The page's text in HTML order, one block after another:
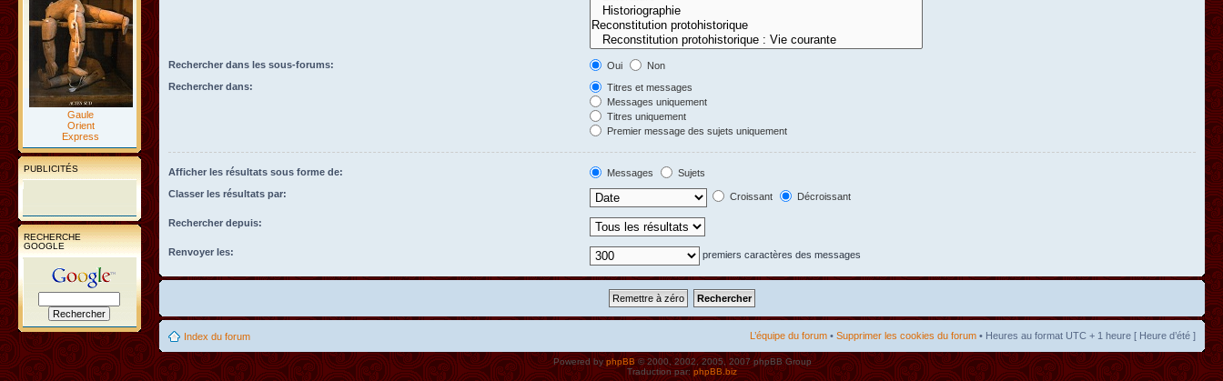
Gaule
Orient
Express
PUBLICITÉS
RECHERCHE
GOOGLE
Rechercher dans les sous-forums: Oui
Non
Rechercher dans:
Titres et messages
Messages uniquement
Titres uniquement
Premier message des sujets uniquement
Afficher les résultats sous forme de: Messages
Sujets
Classer les résultats par:
Croissant Décroissant
Rechercher depuis:
Renvoyer les: premiers caractères des messages
Index du forum L’équipe du forum • Supprimer les cookies du forum • Heures au format UTC + 1 heure [ Heure d’été ]
Powered byphpBB© 2000, 2002, 2005, 2007 phpBB Group
Traduction par: phpBB.biz